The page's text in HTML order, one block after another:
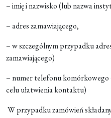
– imię i nazwisko (lub nazwa
– adres zamawiającego,
– w szczególnym przypadku
zamawiającego)
– numer telefonu komórkowego
celu ułatwienia kontaktu)
W przypadku zamówień